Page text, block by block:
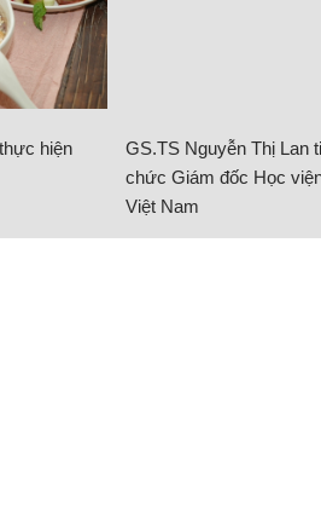
hiện
GS.TS Nguyễn Thị Lan
chức Giám đốc Học
Việt Nam